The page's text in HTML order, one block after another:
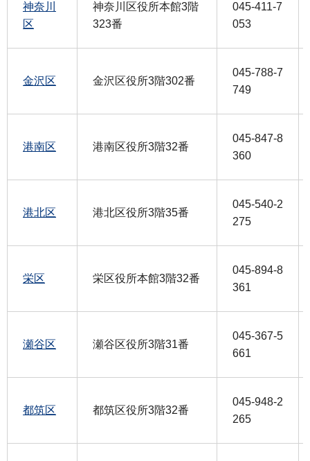
神奈川
区
神奈川区役所本館3階
323番
045-411-7
053
金沢区 金沢区役所3階302番
045-788-7
749
港南区 港南区役所3階32番
045-847-8
360
港北区 港北区役所3階35番
045-540-2
275
栄区 栄区役所本館3階32番
045-894-8
361
瀬谷区 瀬谷区役所3階31番
045-367-5
661
都筑区 都筑区役所3階32番
045-948-2
265